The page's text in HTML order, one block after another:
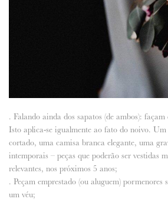
. Falando ainda dos sapatos (de ambos):
Isto aplica-se igualmente ao fato do noivo.
cortado, uma camisa branca elegante, uma
intemporais – peças que poderão ser vestidas
relevantes, nos próximos 5 anos;
. Peçam emprestado (ou aluguem) pormenores
um véu;